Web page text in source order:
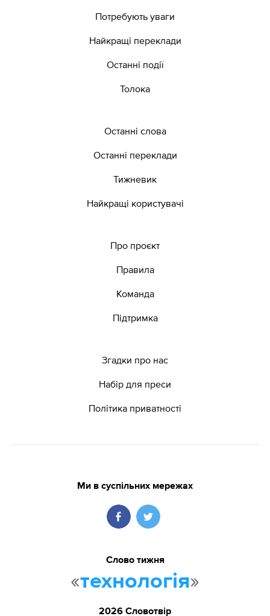
Потребують уваги
Найкращі переклади
Останні події
Толока
Останні слова
Останні переклади
Тижневик
Найкращі користувачі
Про проєкт
Правила
Команда
Підтримка
Згадки про нас
Набір для преси
Політика приватності
Ми в суспільних мережах
Слово тижня
«технологія»
2026 Словотвір